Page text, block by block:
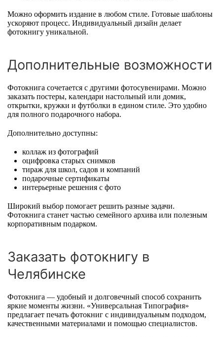
Можно оформить издание в любом стиле. Готовые шаблоны
ускоряют процесс. Индивидуальный дизайн делает
фотокнигу уникальной.
Дополнительные возможности
Фотокнига сочетается с другими фотосувенирами. Можно
заказать постеры, календари настольный или домик,
открытки, кружки и футболки в едином стиле. Это удобно
для полного подарочного набора.
Дополнительно доступны:
коллаж из фотографий
оцифровка старых снимков
тираж для школ, садов и компаний
подарочные сертификаты
интерьерные решения с фото
Широкий выбор помогает решить разные задачи.
Фотокнига станет частью семейного архива или полезным
корпоративным подарком.
Заказать фотокнигу в
Челябинске
Фотокнига — удобный и долговечный способ сохранить
яркие моменты жизни. «Универсальная Типография»
предлагает печать фотокниг с индивидуальным подходом,
качественными материалами и помощью специалистов.